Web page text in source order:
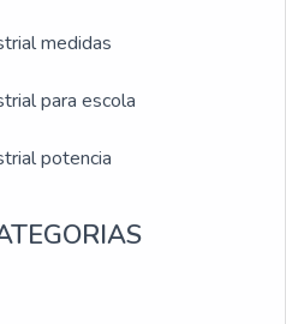
medidas
para escola
potencia